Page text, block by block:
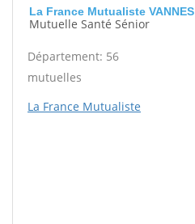
La France Mutualiste VANNES
Mutuelle Santé Sénior
Département: 56
mutuelles
La France Mutualiste